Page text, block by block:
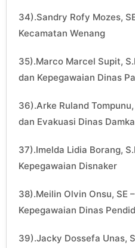
34).Sandry Rofy Mozes,
Kecamatan Wenang
35).Marco Marcel Supit,
dan Kepegawaian Dinas
36).Arke Ruland
dan Evakuasi Dinas
37).Imelda Lidia Borang,
Kepegawaian Disnaker
38).Meilin Olvin Onsu, SE
Kepegawaian Dinas
39).Jacky Dossefa Unas,